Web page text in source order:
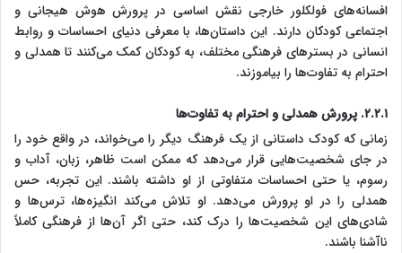
افسانه‌های فولکلور خارجی نقش اساسی در پرورش هوش هیجانی و
اجتماعی کودکان دارند. این داستان‌ها، با معرفی دنیای احساسات و روابط
انسانی در بسترهای فرهنگی مختلف، به کودکان کمک می‌کنند تا همدلی و
احترام به تفاوت‌ها را بیاموزند.
۲.۲.۱. پرورش همدلی و احترام به تفاوت‌ها
زمانی که کودک داستانی از یک فرهنگ دیگر را می‌خواند، در واقع خود را
در جای شخصیت‌هایی قرار می‌دهد که ممکن است ظاهر، زبان، آداب و
رسوم، یا حتی احساسات متفاوتی از او داشته باشند. این تجربه، حس
همدلی را در او پرورش می‌دهد. او تلاش می‌کند انگیزه‌ها، ترس‌ها و
شادی‌های این شخصیت‌ها را درک کند، حتی اگر آن‌ها از فرهنگی کاملاً
ناآشنا باشند.